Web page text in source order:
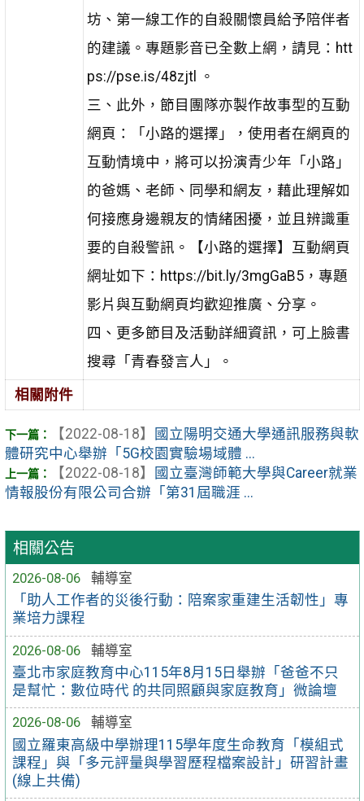
相關公告
2026-08-06
輔導室
「助人工作者的災後行動：陪案家重建生活韌性」專
業培力課程
2026-08-06
輔導室
臺北市家庭教育中心115年8月15日舉辦「爸爸不只
是幫忙：數位時代 的共同照顧與家庭教育」微論壇
2026-08-06
輔導室
國立羅東高級中學辦理115學年度生命教育「模組式
課程」與「多元評量與學習歷程檔案設計」研習計畫
(線上共備)
坊、第一線工作的自殺關懷員給予陪伴者
的建議。專題影音已全數上網，請見：htt
ps://pse.is/48zjtl 。
三、此外，節目團隊亦製作故事型的互動
網頁：「小路的選擇」，使用者在網頁的
互動情境中，將可以扮演青少年「小路」
的爸媽、老師、同學和網友，藉此理解如
何接應身邊親友的情緒困擾，並且辨識重
要的自殺警訊。【小路的選擇】互動網頁
網址如下：https://bit.ly/3mgGaB5，專題
影片與互動網頁均歡迎推廣、分享。
四、更多節目及活動詳細資訊，可上臉書
搜尋「青春發言人」。
相關附件
【2022-08-18】
國立陽明交通大學通訊服務與軟
體研究中心舉辦「5G校園實驗場域體 ...
【2022-08-18】
國立臺灣師範大學與Career就業
情報股份有限公司合辦「第31屆職涯 ...